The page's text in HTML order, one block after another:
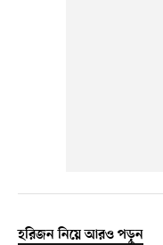
হরিজন নিয়ে আরও পড়ুন